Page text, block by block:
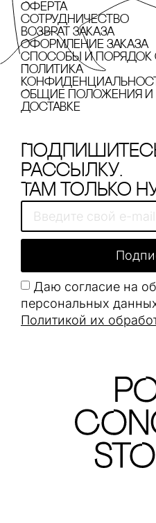
Оферта
сотрудничество
Возврат заказа
Оформление заказа
cпособы и порядок
Политика
Общие положения и
доставке
рассылку.
Там только
Даю согласие на
персональных
Политикой их